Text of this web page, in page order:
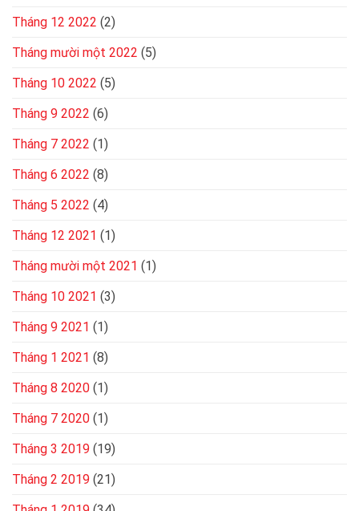
Tháng 12 2022 (2)
Tháng mười một 2022 (5)
Tháng 10 2022 (5)
Tháng 9 2022 (6)
Tháng 7 2022 (1)
Tháng 6 2022 (8)
Tháng 5 2022 (4)
Tháng 12 2021 (1)
Tháng mười một 2021 (1)
Tháng 10 2021 (3)
Tháng 9 2021 (1)
Tháng 1 2021 (8)
Tháng 8 2020 (1)
Tháng 7 2020 (1)
Tháng 3 2019 (19)
Tháng 2 2019 (21)